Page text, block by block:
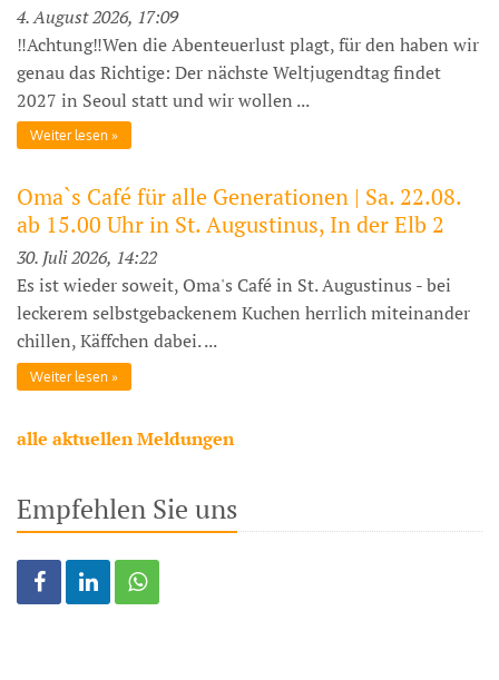
4. August 2026, 17:09
‼️Achtung‼️Wen die Abenteuerlust plagt, für den haben wir
genau das Richtige: Der nächste Weltjugendtag findet
2027 in Seoul statt und wir wollen ...
Weiter lesen
Oma`s Café für alle Generationen | Sa. 22.08.
ab 15.00 Uhr in St. Augustinus, In der Elb 2
30. Juli 2026, 14:22
Es ist wieder soweit, Oma's Café in St. Augustinus - bei
leckerem selbstgebackenem Kuchen herrlich miteinander
chillen, Käffchen dabei. ...
Weiter lesen
alle aktuellen Meldungen
Empfehlen Sie uns